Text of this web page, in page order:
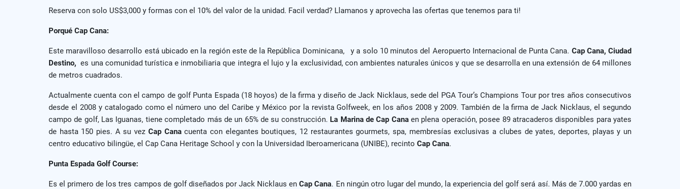
Reserva con solo US$3,000 y formas con el 10% del valor de la unidad. Facil verdad? Llamanos y aprovecha las ofertas que tenemos para ti!
Porqué Cap Cana:
Este maravilloso desarrollo está ubicado en la región este de la República Dominicana, y a solo 10 minutos del Aeropuerto Internacional de Punta Cana. Cap Cana, Ciudad
Destino, es una comunidad turística e inmobiliaria que integra el lujo y la exclusividad, con ambientes naturales únicos y que se desarrolla en una extensión de 64 millones
de metros cuadrados.
Actualmente cuenta con el campo de golf Punta Espada (18 hoyos) de la firma y diseño de Jack Nicklaus, sede del PGA Tour’s Champions Tour por tres años consecutivos
desde el 2008 y catalogado como el número uno del Caribe y México por la revista Golfweek, en los años 2008 y 2009. También de la firma de Jack Nicklaus, el segundo
campo de golf, Las Iguanas, tiene completado más de un 65% de su construcción. La Marina de Cap Canaen plena operación, posee 89 atracaderos disponibles para yates
de hasta 150 pies. A su vez Cap Canacuenta con elegantes boutiques, 12 restaurantes gourmets, spa, membresías exclusivas a clubes de yates, deportes, playas y un
centro educativo bilingüe, el Cap Cana Heritage School y con la Universidad Iberoamericana (UNIBE), recinto Cap Cana.
Punta Espada Golf Course:
Es el primero de los tres campos de golf diseñados por Jack Nicklaus enCap Cana. En ningún otro lugar del mundo, la experiencia del golf será así. Más de 7.000 yardas en